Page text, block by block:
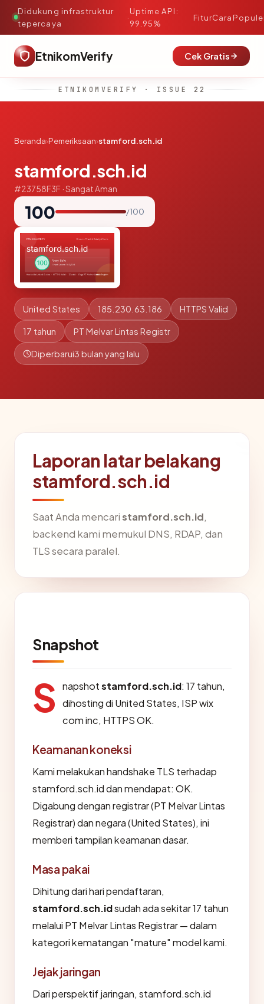
Didukung infrastruktur
tepercaya
·
Uptime API:
99.95%
FiturCara
EtnikomVerify Cek Gratis
ETNIKOMVERIFY · ISSUE 22
Beranda›Pemeriksaan›stamford.sch.id
stamford.sch.id
#23758F3F · Sangat Aman
100 / 100
United States 185.230.63.186 HTTPS Valid
17 tahun PT Melvar Lintas Registr
Diperbarui3 bulan yang lalu
Laporan latar belakang
stamford.sch.id
Saat Anda mencaristamford.sch.id,
backend kami memukul DNS, RDAP, dan
TLS secara paralel.
Snapshot
S napshotstamford.sch.id: 17 tahun,
dihosting di United States, ISP wix
com inc, HTTPS OK.
Keamanan koneksi
Kami melakukan handshake TLS terhadap
stamford.sch.id dan mendapat: OK.
Digabung dengan registrar (PT Melvar Lintas
Registrar) dan negara (United States), ini
memberi tampilan keamanan dasar.
Masa pakai
Dihitung dari hari pendaftaran,
stamford.sch.idsudah ada sekitar 17 tahun
melalui PT Melvar Lintas Registrar — dalam
kategori kematangan "mature" model kami.
Jejak jaringan
Dari perspektif jaringan, stamford.sch.id